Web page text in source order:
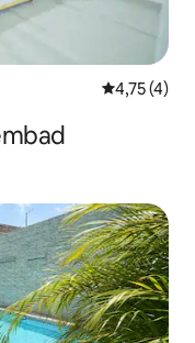
4,75 (4)